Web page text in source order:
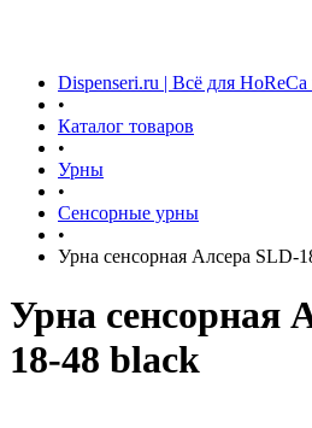
Dispenseri.ru | Всё для
•
Каталог товаров
•
Урны
•
Сенсорные урны
•
Урна сенсорная Алсера SLD-
Урна сенсорная
18-48 black